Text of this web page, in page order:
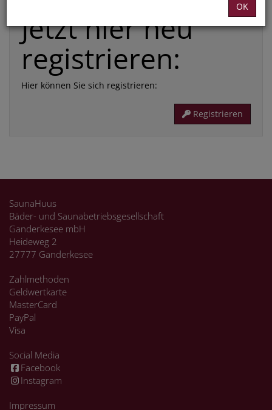
Jetzt hier neu
registrieren:
Hier können Sie sich registrieren:
Registrieren
SaunaHuus
Bäder- und Saunabetriebsgesellschaft
Ganderkesee mbH
Heideweg 2
27777 Ganderkesee
Zahlmethoden
Geldwertkarte
MasterCard
PayPal
Visa
Social Media
Facebook
Instagram
Impressum
OK